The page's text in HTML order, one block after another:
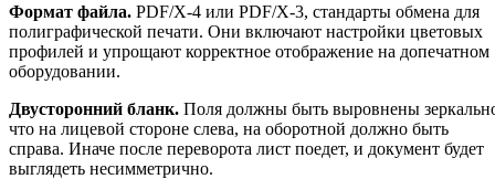
Формат файла. PDF/X-4 или PDF/X-3, стандарты обмена для
полиграфической печати. Они включают настройки цветовых
профилей и упрощают корректное отображение на допечатном
оборудовании.
Двусторонний бланк. Поля должны быть выровнены
что на лицевой стороне слева, на оборотной должно быть
справа. Иначе после переворота лист поедет, и документ будет
выглядеть несимметрично.